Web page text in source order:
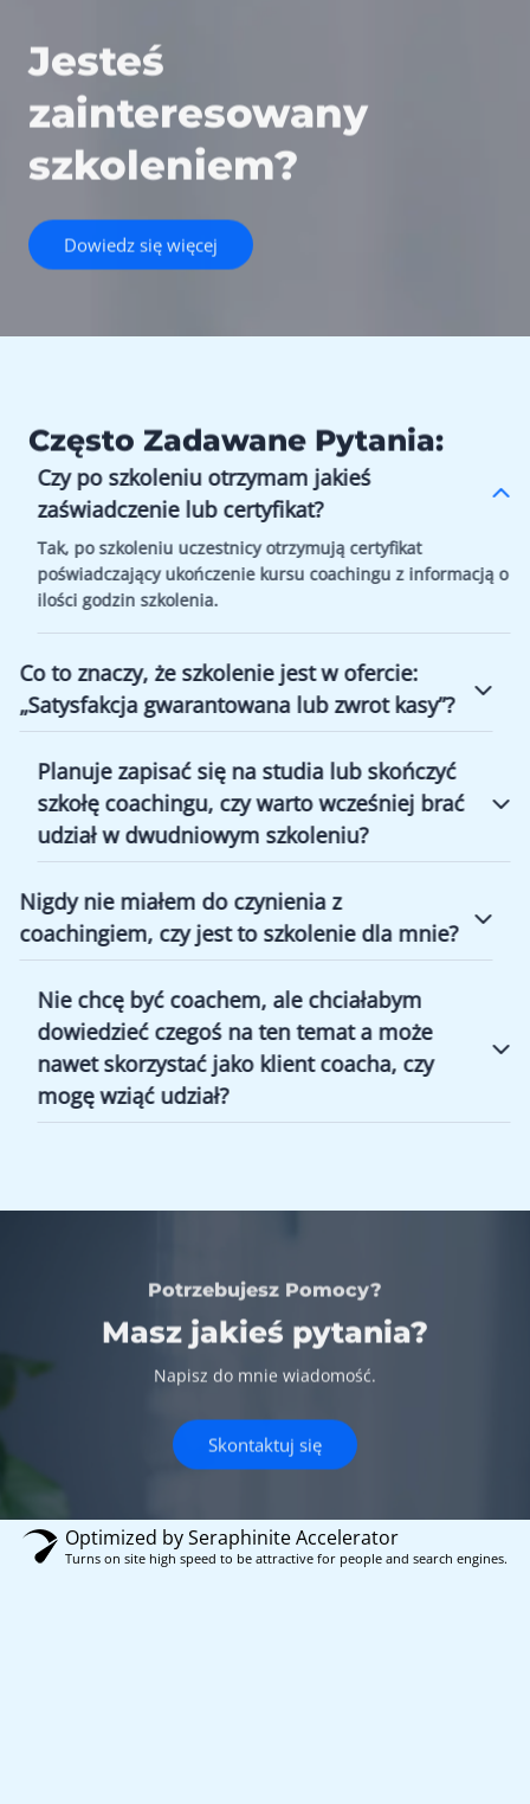
Jesteś
zainteresowany
szkoleniem?
Dowiedz się więcej
Często Zadawane Pytania:
Czy po szkoleniu otrzymam jakieś
zaświadczenie lub certyfikat?
Tak, po szkoleniu uczestnicy otrzymują certyfikat
poświadczający ukończenie kursu coachingu z informacją o
ilości godzin szkolenia.
Co to znaczy, że szkolenie jest w ofercie:
„Satysfakcja gwarantowana lub zwrot kasy”?
Planuje zapisać się na studia lub skończyć
szkołę coachingu, czy warto wcześniej brać
udział w dwudniowym szkoleniu?
Nigdy nie miałem do czynienia z
coachingiem, czy jest to szkolenie dla mnie?
Nie chcę być coachem, ale chciałabym
dowiedzieć czegoś na ten temat a może
nawet skorzystać jako klient coacha, czy
mogę wziąć udział?
Potrzebujesz Pomocy?
Masz jakieś pytania?
Napisz do mnie wiadomość.
Skontaktuj się
Optimized by Seraphinite Accelerator
Turns on site high speed to be attractive for people and search engines.